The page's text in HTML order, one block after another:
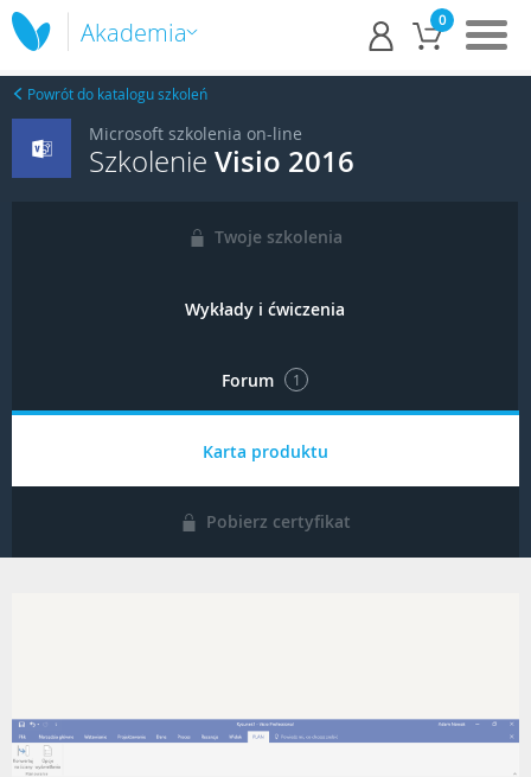
Akademia 0
Powrót do katalogu szkoleń
Microsoft szkolenia on-line
Szkolenie Visio 2016
Twoje szkolenia
Wykłady i ćwiczenia
Forum 1
Karta produktu
Pobierz certyfikat